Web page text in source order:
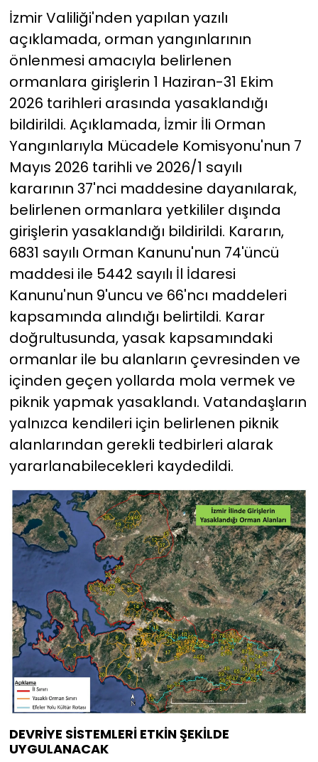
İzmir Valiliği'nden yapılan yazılı
açıklamada, orman yangınlarının
önlenmesi amacıyla belirlenen
ormanlara girişlerin 1 Haziran-31 Ekim
2026 tarihleri arasında yasaklandığı
bildirildi. Açıklamada, İzmir İli Orman
Yangınlarıyla Mücadele Komisyonu'nun 7
Mayıs 2026 tarihli ve 2026/1 sayılı
kararının 37'nci maddesine dayanılarak,
belirlenen ormanlara yetkililer dışında
girişlerin yasaklandığı bildirildi. Kararın,
6831 sayılı Orman Kanunu'nun 74'üncü
maddesi ile 5442 sayılı İl İdaresi
Kanunu'nun 9'uncu ve 66'ncı maddeleri
kapsamında alındığı belirtildi. Karar
doğrultusunda, yasak kapsamındaki
ormanlar ile bu alanların çevresinden ve
içinden geçen yollarda mola vermek ve
piknik yapmak yasaklandı. Vatandaşların
yalnızca kendileri için belirlenen piknik
alanlarından gerekli tedbirleri alarak
yararlanabilecekleri kaydedildi.
DEVRİYE SİSTEMLERİ ETKİN ŞEKİLDE
UYGULANACAK
TEKNOLOJİ
Yaşam
YEREL POLİTİKA
YEREL YÖNETİMLER
Yurt